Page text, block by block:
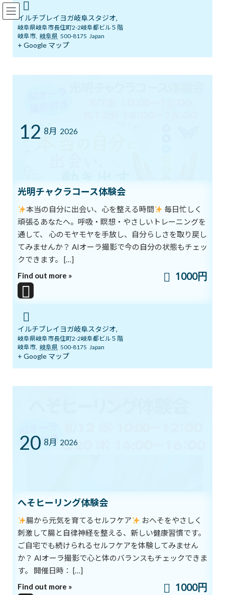
コ
ン
ナ
ビ
イルチブレインヨガ岐阜スタジオ
希望～無限の原動力
時
:
希望はすべての人にやってきます。
希望というものは、
辛く困難なとき、
希望がないときに必要なものです。
私たちが希望を選択すると、
ilchi.lee
カテゴリー ブログ
前の記事
脳の統合
2019年8月27日
イルチブレイヨガ岐阜スタジオ,
岐阜県岐阜市長住町2-2岐阜都ビル５階
岐阜市, 岐阜県 500-8175 Japan
+ Google マップ
12 8月 2026
光明チャクラコース体験会
本当の自分に出会い、心を整える時間
毎日忙しく
頑張るあなたへ。呼吸・瞑想・やさしいトレーニングを
通して、 心のモヤモヤを手放し、自分らしさを取り戻し
てみませんか？ AIオーラ撮影で今の自分の状態もチェッ
クできます。 […]
Find out more »
1000円
イルチブレイヨガ岐阜スタジオ,
岐阜県岐阜市長住町2-2岐阜都ビル５階
岐阜市, 岐阜県 500-8175 Japan
+ Google マップ
20 8月 2026
へそヒーリング体験会
腸から元気を育てるセルフケア
おへそをやさしく
刺激して腸と自律神経を整える、新しい健康習慣です。
ご自宅でも続けられるセルフケアを体験してみません
か？ AIオーラ撮影で心と体のバランスもチェックできま
す。 開催日時： […]
Find out more »
1000円